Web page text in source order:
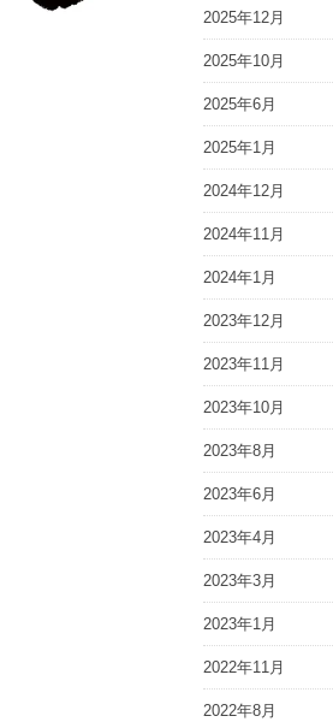
2025年12月
2025年10月
2025年6月
2025年1月
2024年12月
2024年11月
2024年1月
2023年12月
2023年11月
2023年10月
2023年8月
2023年6月
2023年4月
2023年3月
2023年1月
2022年11月
2022年8月